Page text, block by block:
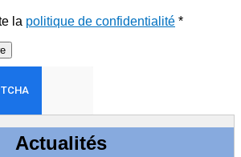
la politique de confidentialité *
Actualités